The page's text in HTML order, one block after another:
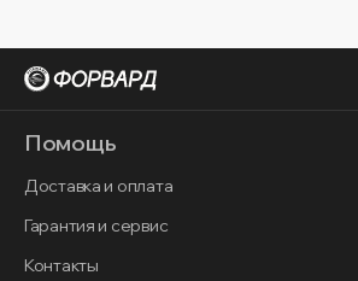
Помощь
Доставка и оплата
Гарантия и сервис
Контакты